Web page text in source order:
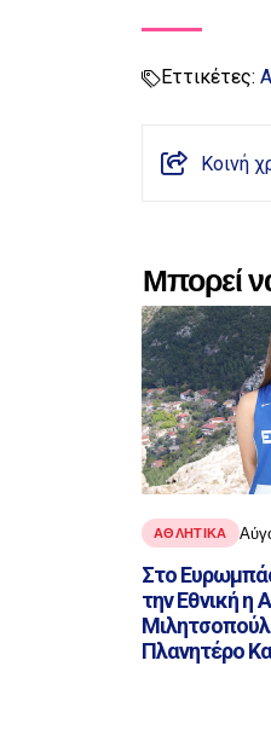
Εττικέτες:
Κοινή
Μπορεί
ΑΘΛΗΤΙΚΑ
Στο
την Εθνική η
Πλανητέρο